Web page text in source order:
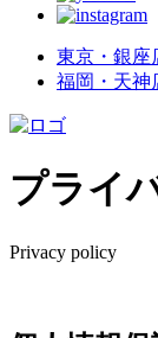
東京・銀座
福岡・天神
プライ
Privacy policy